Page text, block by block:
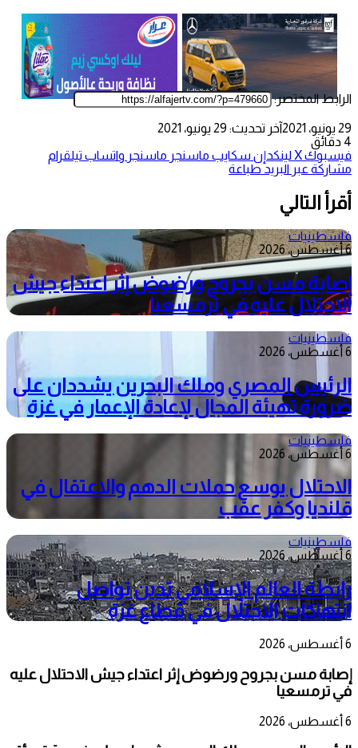
الرابط المختصر:
29 يونيو، 2021
آخر تحديث: 29 يونيو، 2021
4 دقائق
فيسبوك‫Xلينكدإن سكايب ماسنجر ماسنجر واتساب تيلقرام
مشاركة عبر البريد طباعة
أقرأ التالي
فلسطينيات
6 أغسطس، 2026
إصابة مسن بجروح ورضوض إثر اعتداء جيش
الاحتلال عليه في ترمسعيا
فلسطينيات
6 أغسطس، 2026
الرئيس المصري وملك البحرين يشددان على
ضرورة تهيئة المجال لإعادة الإعمار في غزة
فلسطينيات
6 أغسطس، 2026
الاحتلال يوسع حملات الدهم والاعتقال في
قلنديا وكفر عقب
فلسطينيات
6 أغسطس، 2026
رابطة العالم الإسلامي تدين تواصل
انتهاكات الاحتلال في قطاع غزة
6 أغسطس، 2026
إصابة مسن بجروح ورضوض إثر اعتداء جيش الاحتلال عليه
في ترمسعيا
6 أغسطس، 2026